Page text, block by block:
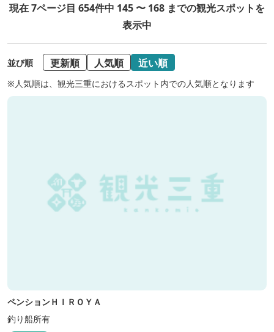
現在 7ページ目 654件中 145 〜 168 までの観光スポットを
表示中
並び順 更新順 人気順 近い順
※人気順は、観光三重におけるスポット内での人気順となります
ペンションＨＩＲＯＹＡ
釣り船所有